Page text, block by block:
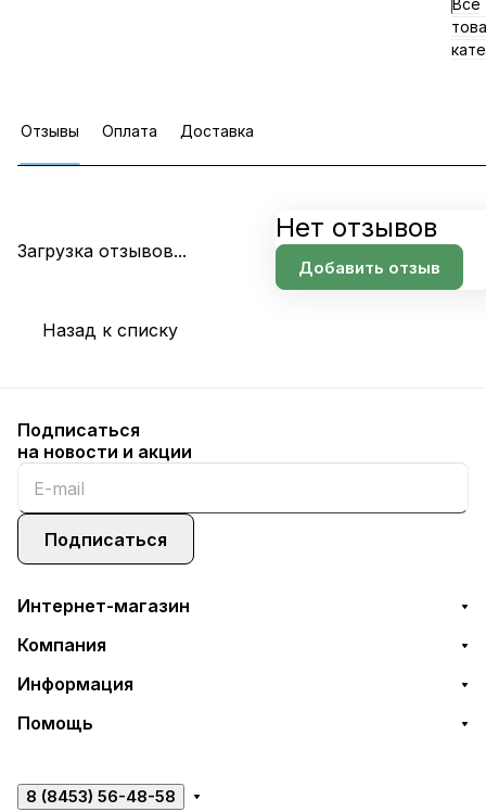
Все
Отзывы Оплата Доставка
Загрузка отзывов...
Нет отзывов
Добавить отзыв
Назад к списку
Подписаться
на новости и акции
Подписаться
Интернет-магазин
Компания
Информация
Помощь
8 (8453) 56-48-58